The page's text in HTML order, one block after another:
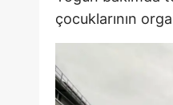
çocuklarının